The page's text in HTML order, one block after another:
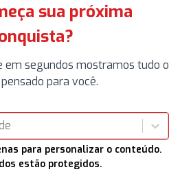
sua próxima
em segundos mostramos tudo o
para você.
para personalizar o conteúdo.
estão protegidos.
Institucional
O IPOG
Nossa estrutura
Locação Inteligente
Trabalhe conosco